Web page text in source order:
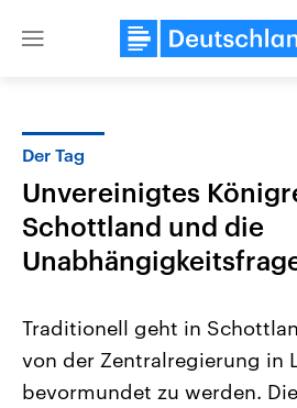
Close
Landtagswahl Sachsen-Anhalt
2026
Der Tag
Unvereinigtes
Schottland und die
Traditionell geht in
von der Zentralregierung in
bevormundet zu werden.